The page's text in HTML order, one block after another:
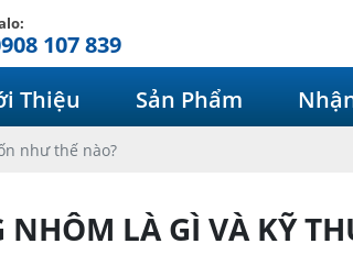
107 839
Thiệu Sản Phẩm
như thế nào?
NHÔM LÀ GÌ VÀ KỸ